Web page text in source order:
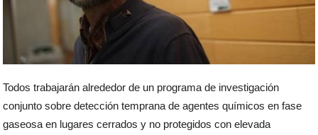
Todos trabajarán alrededor de un programa de investigación
conjunto sobre detección temprana de agentes químicos en fase
gaseosa en lugares cerrados y no protegidos con elevada